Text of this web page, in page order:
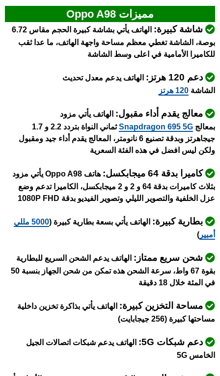
مميزات Oppo A98
شاشة كبيرة:
الهاتف يأتي بشاشة كبيرة الحجم مقاس 6.72
بوصة، الشاشة تغطي معظم مساحة واجهة الهاتف، ما عدا ثقب
للكاميرا الأمامية في اعلى وسط الشاشة
دعم 120 هرتز:
الهاتف يدعم معدل تحديث
الشاشة 120 هرتز
معالج يقدم أداء مقبول: الهاتف يأتي مزود
بمعالج Snapdragon 695 5G
ثماني النواة بتردد 2.2 و 1.7
جيجاهرتز وبدقة تصنيع 6 نانومتر، المعالج يقدم أداء جيد ومقبول
ولكن ليس افضل في هذه الفئة السعرية
كاميرا بدقة 64 ميجابكسل:
هاتف Oppo A98 يأتي مزود
بثلاث كاميرات بدقة 64 و 2 و 2 ميجابكسل، الكاميرا تدعم وضع
عزل الخلفية والتصوير الليلي وتصوير الفيديو بدقة 1080P FHD
بطارية كبيرة: الهاتف يأتي بسعة بطارية كبيرة (
5000 مللي
أمبير )
شحن سريع ممتاز: الهاتف يدعم الشحن السريع للبطارية
بقوة 67 واط، سرعة الشحن هذه تمكن من شحن الجهاز بنسبة 50
في المئة خلال 18 دقيقة
مساحة التخزين كبيرة: الهاتف يأتي بذاكرة تخزين داخلية
مساحتها كبيرة (256 جيجابايت)
دعم شبكات 5G:
الهاتف يدعم شبكات اتصالات الجيل
الخامس 5G